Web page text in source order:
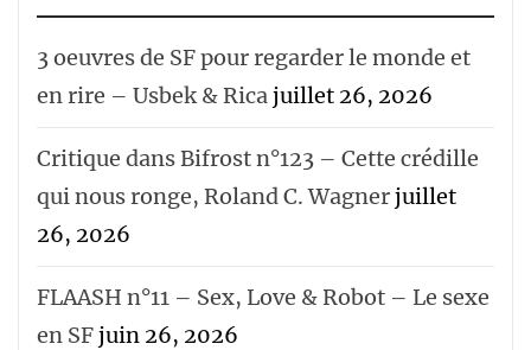
3 oeuvres de SF pour regarder le monde et
en rire – Usbek & Ricajuillet 26, 2026
Critique dans Bifrost n°123 – Cette crédille
qui nous ronge, Roland C. Wagnerjuillet
26, 2026
FLAASH n°11 – Sex, Love & Robot – Le sexe
en SFjuin 26, 2026